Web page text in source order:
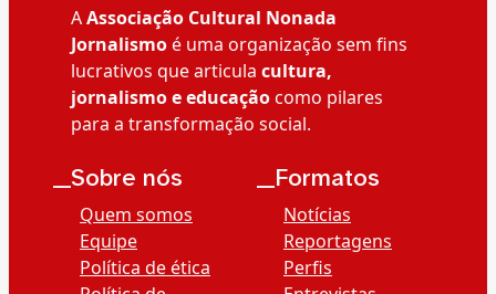
AAssociação Cultural Nonada
Jornalismoé uma organização sem fins
lucrativos que articula cultura,
jornalismo e educaçãocomo pilares
para a transformação social.
__Sobre nós
Quem somos
Equipe
Política de ética
__Formatos
Notícias
Reportagens
Perfis